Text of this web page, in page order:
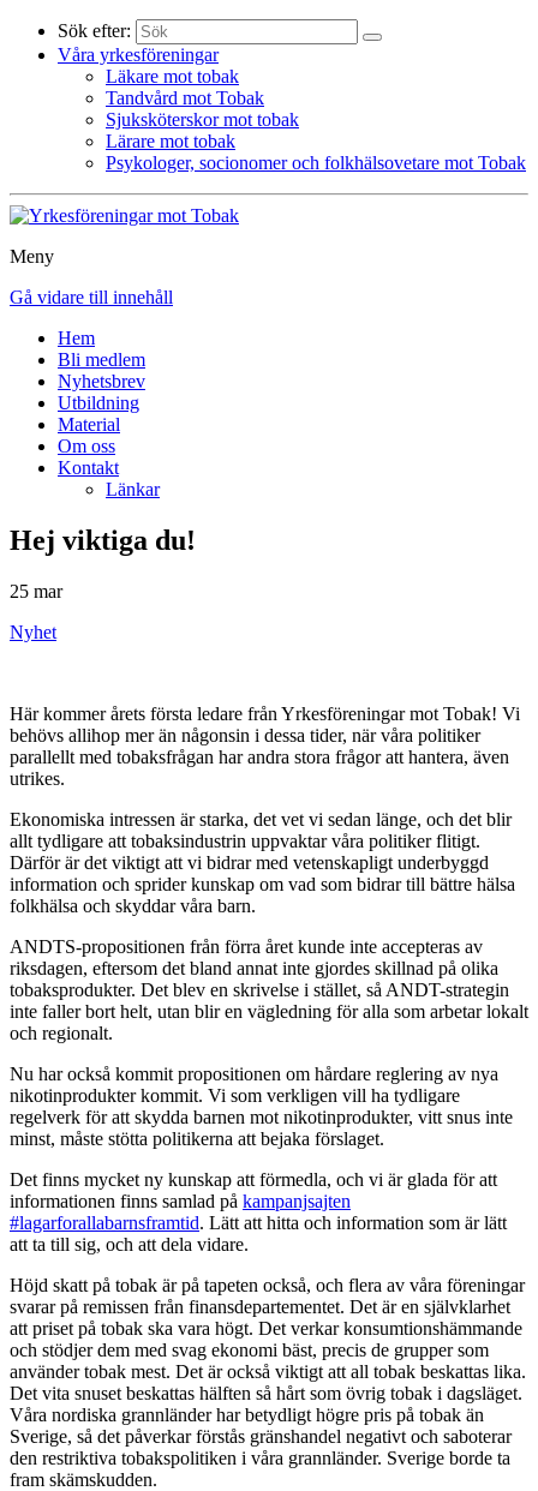
Sök efter:
Våra yrkesföreningar
Läkare mot tobak
Tandvård mot Tobak
Sjuksköterskor mot tobak
Lärare mot tobak
Psykologer, socionomer och folkhälsovetare mot Tobak
Meny
Gå vidare till innehåll
Hem
Bli medlem
Nyhetsbrev
Utbildning
Material
Om oss
Kontakt
Länkar
Hej viktiga du!
25 mar
Nyhet
Här kommer årets första ledare från Yrkesföreningar mot Tobak! Vi
behövs allihop mer än någonsin i dessa tider, när våra politiker
parallellt med tobaksfrågan har andra stora frågor att hantera, även
utrikes.
Ekonomiska intressen är starka, det vet vi sedan länge, och det blir
allt tydligare att tobaksindustrin uppvaktar våra politiker flitigt.
Därför är det viktigt att vi bidrar med vetenskapligt underbyggd
information och sprider kunskap om vad som bidrar till bättre hälsa
folkhälsa och skyddar våra barn.
ANDTS-propositionen från förra året kunde inte accepteras av
riksdagen, eftersom det bland annat inte gjordes skillnad på olika
tobaksprodukter. Det blev en skrivelse i stället, så ANDT-strategin
inte faller bort helt, utan blir en vägledning för alla som arbetar lokalt
och regionalt.
Nu har också kommit propositionen om hårdare reglering av nya
nikotinprodukter kommit. Vi som verkligen vill ha tydligare
regelverk för att skydda barnen mot nikotinprodukter, vitt snus inte
minst, måste stötta politikerna att bejaka förslaget.
Det finns mycket ny kunskap att förmedla, och vi är glada för att
informationen finns samlad på kampanjsajten
#lagarforallabarnsframtid. Lätt att hitta och information som är lätt
att ta till sig, och att dela vidare.
Höjd skatt på tobak är på tapeten också, och flera av våra föreningar
svarar på remissen från finansdepartementet. Det är en självklarhet
att priset på tobak ska vara högt. Det verkar konsumtionshämmande
och stödjer dem med svag ekonomi bäst, precis de grupper som
använder tobak mest. Det är också viktigt att all tobak beskattas lika.
Det vita snuset beskattas hälften så hårt som övrig tobak i dagsläget.
Våra nordiska grannländer har betydligt högre pris på tobak än
Sverige, så det påverkar förstås gränshandel negativt och saboterar
den restriktiva tobakspolitiken i våra grannländer. Sverige borde ta
fram skämskudden.